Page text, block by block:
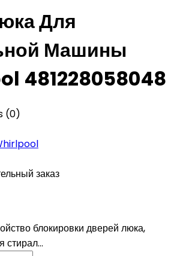
Для
Машины
481228058048
(0)
заказ
блокировки дверей люка,
стирал...